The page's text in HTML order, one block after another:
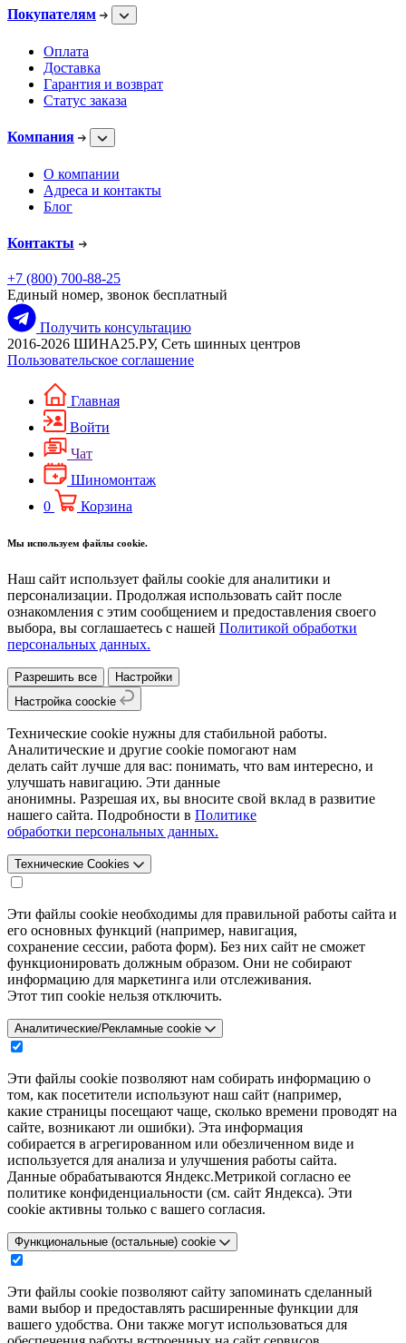
Покупателям
Оплата
Доставка
Гарантия и возврат
Статус заказа
Компания
О компании
Адреса и контакты
Блог
Контакты
+7 (800) 700-88-25
Единый номер, звонок бесплатный
Получить консультацию
2016-2026 ШИНА25.РУ, Сеть шинных центров
Пользовательское соглашение
Главная
Войти
Чат
Шиномонтаж
0
Корзина
Мы используем файлы cookie.
Наш сайт использует файлы cookie для аналитики и
персонализации. Продолжая использовать сайт после
ознакомления с этим сообщением и предоставления своего
выбора, вы соглашаетесь с нашей Политикой обработки
персональных данных.
Разрешить все
Настройки
Настройка coockie
Технические cookie нужны для стабильной работы.
Аналитические и другие cookie помогают нам
делать сайт лучше для вас: понимать, что вам интересно, и
улучшать навигацию. Эти данные
анонимны. Разрешая их, вы вносите свой вклад в развитие
нашего сайта. Подробности в Политике
обработки персональных данных.
Технические Cookies
Эти файлы cookie необходимы для правильной работы сайта и
его основных функций (например, навигация,
сохранение сессии, работа форм). Без них сайт не сможет
функционировать должным образом. Они не собирают
информацию для маркетинга или отслеживания.
Этот тип cookie нельзя отключить.
Аналитические/Рекламные cookie
Эти файлы cookie позволяют нам собирать информацию о
том, как посетители используют наш сайт (например,
какие страницы посещают чаще, сколько времени проводят на
сайте, возникают ли ошибки). Эта информация
собирается в агрегированном или обезличенном виде и
используется для анализа и улучшения работы сайта.
Данные обрабатываются Яндекс.Метрикой согласно ее
политике конфиденциальности (см. сайт Яндекса). Эти
cookie активны только с вашего согласия.
Функциональные (остальные) cookie
Эти файлы cookie позволяют сайту запоминать сделанный
вами выбор и предоставлять расширенные функции для
вашего удобства. Они также могут использоваться для